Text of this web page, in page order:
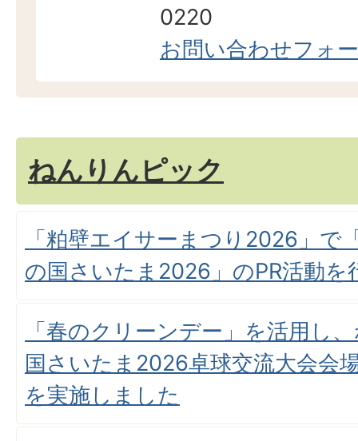
0220
お問い合わせフォ
ねんりんピック
「粕壁エイサーまつり2026」で
の国さいたま2026」のPR活動を
「春のクリーンデー」を活用し
国さいたま2026卓球交流大会会
を実施しました